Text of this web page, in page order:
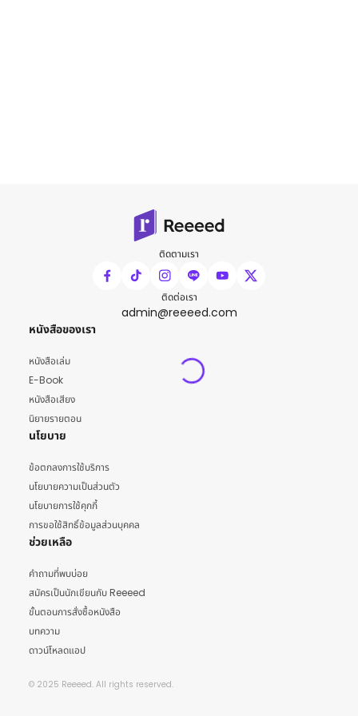
ติดตามเรา
ติดต่อเรา
admin@reeeed.com
หนังสือของเรา
หนังสือเล่ม
E-Book
หนังสือเสียง
นิยายรายตอน
นโยบาย
ข้อตกลงการใช้บริการ
นโยบายความเป็นส่วนตัว
นโยบายการใช้คุกกี้
การขอใช้สิทธิ์ข้อมูลส่วนบุคคล
ช่วยเหลือ
คำถามที่พบบ่อย
สมัครเป็นนักเขียนกับ Reeeed
ขั้นตอนการสั่งซื้อหนังสือ
บทความ
ดาวน์โหลดแอป
© 2025 Reeeed. All rights reserved.